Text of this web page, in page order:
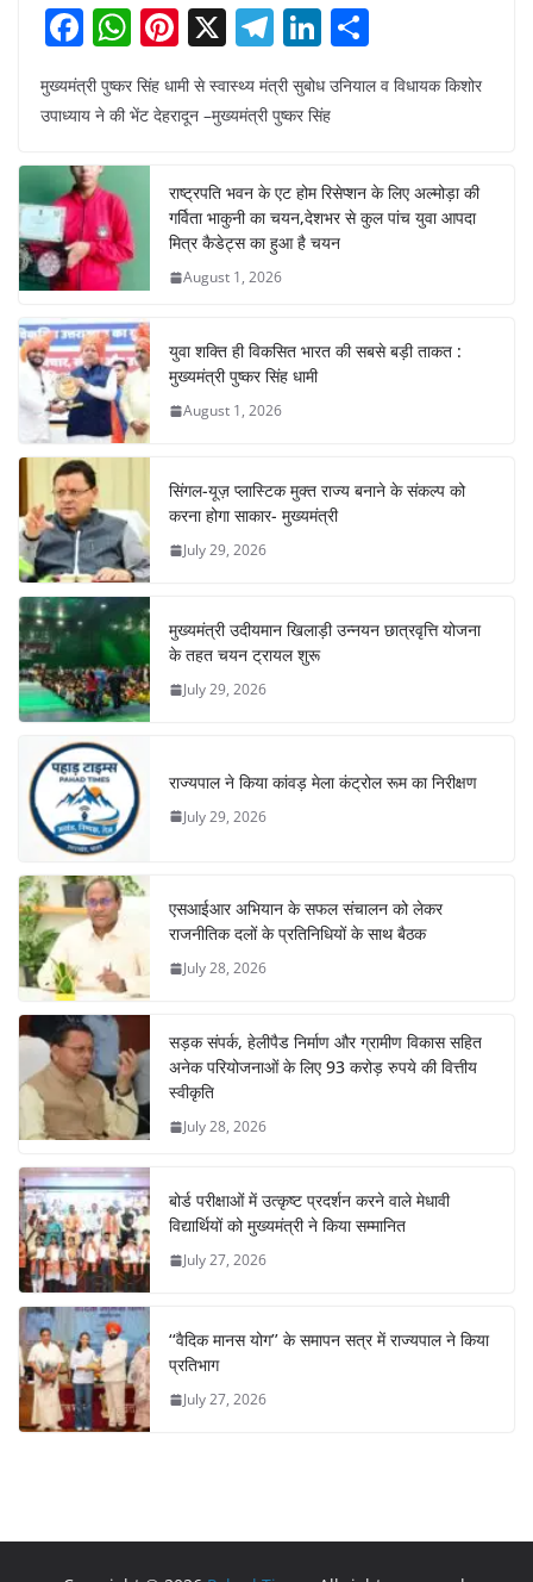
F
a
c
b
o
o
k
W
h
at
A
p
p
Pi
nt
er
e
st
X T
el
e
gr
a
m
Li
n
k
dI
n
ar
मुख्यमंत्री पुष्कर सिंह धामी से स्वास्थ्य मंत्री सुबोध उनियाल व विधायक किशोर
उपाध्याय ने की भेंट देहरादून –मुख्यमंत्री पुष्कर सिंह
राष्ट्रपति भवन के एट होम रिसेप्शन के लिए अल्मोड़ा की
गर्विता भाकुनी का चयन,देशभर से कुल पांच युवा आपदा
मित्र कैडेट्स का हुआ है चयन
August 1, 2026
युवा शक्ति ही विकसित भारत की सबसे बड़ी ताकत :
मुख्यमंत्री पुष्कर सिंह धामी
August 1, 2026
सिंगल-यूज़ प्लास्टिक मुक्त राज्य बनाने के संकल्प को
करना होगा साकार- मुख्यमंत्री
July 29, 2026
मुख्यमंत्री उदीयमान खिलाड़ी उन्नयन छात्रवृत्ति योजना
के तहत चयन ट्रायल शुरू
July 29, 2026
राज्यपाल ने किया कांवड़ मेला कंट्रोल रूम का निरीक्षण
July 29, 2026
एसआईआर अभियान के सफल संचालन को लेकर
राजनीतिक दलों के प्रतिनिधियों के साथ बैठक
July 28, 2026
सड़क संपर्क, हेलीपैड निर्माण और ग्रामीण विकास सहित
अनेक परियोजनाओं के लिए 93 करोड़ रुपये की वित्तीय
स्वीकृति
July 28, 2026
बोर्ड परीक्षाओं में उत्कृष्ट प्रदर्शन करने वाले मेधावी
विद्यार्थियों को मुख्यमंत्री ने किया सम्मानित
July 27, 2026
‘‘वैदिक मानस योग’’ के समापन सत्र में राज्यपाल ने किया
प्रतिभाग
July 27, 2026